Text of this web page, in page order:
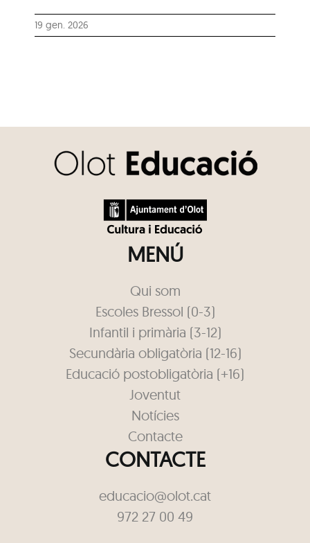
19 gen. 2026
MENÚ
Qui som
Escoles Bressol (0-3)
Infantil i primària (3-12)
Secundària obligatòria (12-16)
Educació postobligatòria (+16)
Joventut
Notícies
Contacte
CONTACTE
educacio@olot.cat
972 27 00 49